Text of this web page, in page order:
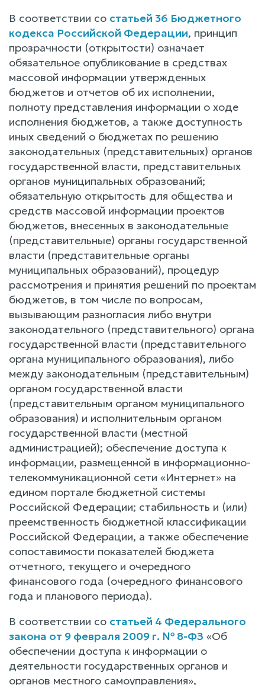
В соответствии со статьей 36 Бюджетного
кодекса Российской Федерации, принцип
прозрачности (открытости) означает
обязательное опубликование в средствах
массовой информации утвержденных
бюджетов и отчетов об их исполнении,
полноту представления информации о ходе
исполнения бюджетов, а также доступность
иных сведений о бюджетах по решению
законодательных (представительных) органов
государственной власти, представительных
органов муниципальных образований;
обязательную открытость для общества и
средств массовой информации проектов
бюджетов, внесенных в законодательные
(представительные) органы государственной
власти (представительные органы
муниципальных образований), процедур
рассмотрения и принятия решений по проектам
бюджетов, в том числе по вопросам,
вызывающим разногласия либо внутри
законодательного (представительного) органа
государственной власти (представительного
органа муниципального образования), либо
между законодательным (представительным)
органом государственной власти
(представительным органом муниципального
образования) и исполнительным органом
государственной власти (местной
администрацией); обеспечение доступа к
информации, размещенной в информационно-
телекоммуникационной сети «Интернет» на
едином портале бюджетной системы
Российской Федерации; стабильность и (или)
преемственность бюджетной классификации
Российской Федерации, а также обеспечение
сопоставимости показателей бюджета
отчетного, текущего и очередного
финансового года (очередного финансового
года и планового периода).
В соответствии со статьей 4 Федерального
закона от 9 февраля 2009 г. № 8-ФЗ «Об
обеспечении доступа к информации о
деятельности государственных органов и
органов местного самоуправления»,